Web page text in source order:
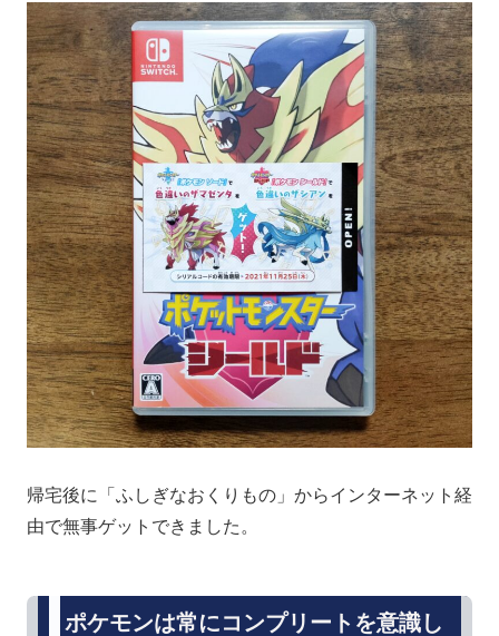
帰宅後に「ふしぎなおくりもの」からインターネット経
由で無事ゲットできました。
ポケモンは常にコンプリートを意識し